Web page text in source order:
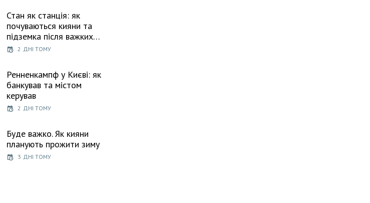
Стан як станція: як
почуваються кияни та
підземка після важких…
2 ДНІ ТОМУ
Ренненкампф у Києві: як
банкував та містом
керував
2 ДНІ ТОМУ
Буде важко. Як кияни
планують прожити зиму
3 ДНІ ТОМУ